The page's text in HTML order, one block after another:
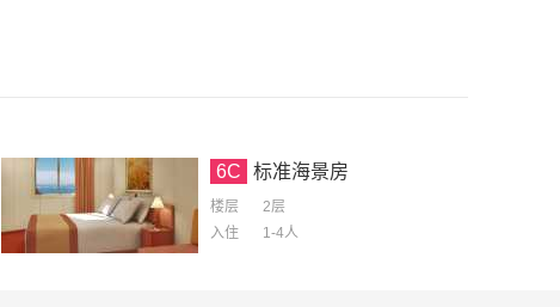
6C 标准海景房
楼层
2层
入住
1-4人